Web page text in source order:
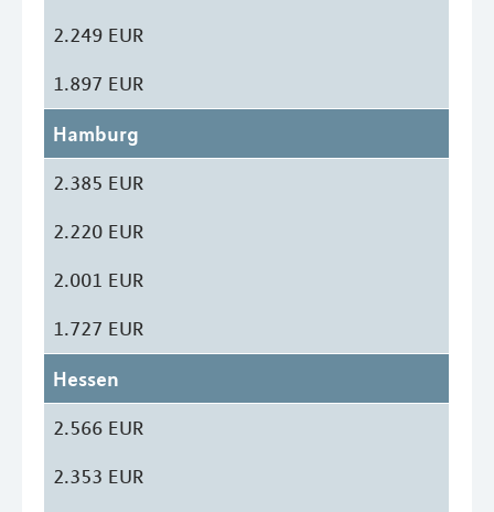
2.249 EUR
1.897 EUR
Hamburg
2.385 EUR
2.220 EUR
2.001 EUR
1.727 EUR
Hessen
2.566 EUR
2.353 EUR